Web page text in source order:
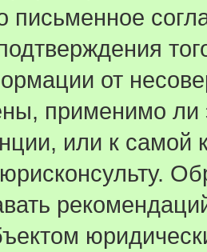
письменное
от
применимо ли
или к самой